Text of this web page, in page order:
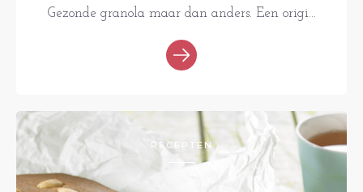
Gezonde granola maar dan anders. Een origi...
RECEPTEN